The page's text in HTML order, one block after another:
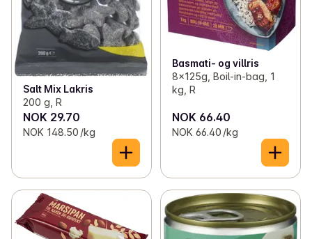
Salt Mix Lakris
200 g, R
NOK 29.70
NOK 148.50 /kg
Basmati- og villris
8x125g, Boil-in-bag, 1
kg, R
NOK 66.40
NOK 66.40 /kg